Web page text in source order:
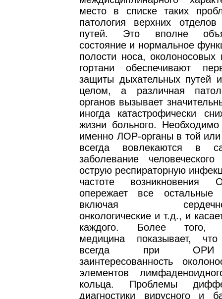
место в списке таких
патология верхних
путей. Это вполне
состояние и нормальное
полости носа, околоносовых
гортани обеспечивают
защиты дыхательных путей
целом, а различная
органов вызывает
иногда катастрофически
жизни больного.
именно ЛОР-органы в той или
всегда вовлекаются в
заболевание
острую респираторную
частоте возникновения
опережает все остальные
включая сердечно-
онкологические и т.д., и
каждого. Более того,
медицина показывает, что
всегда при ОРИ
заинтересованность
элементов
кольца. Проблемы
диагностики вирусного и